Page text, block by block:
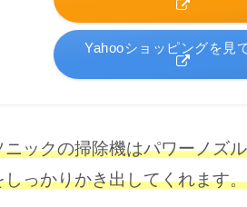
Yahooショッピングを見
ニックの掃除機はパワーノズ
しっかりかき出してくれます。